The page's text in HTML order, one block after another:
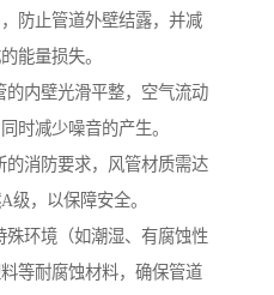
防止管道外壁结露，并减
能量损失。
内壁光滑平整，空气流动
时减少噪音的产生。
消防要求，风管材质需达
级，以保障安全。
环境（如潮湿、有腐蚀性
等耐腐蚀材料，确保管道